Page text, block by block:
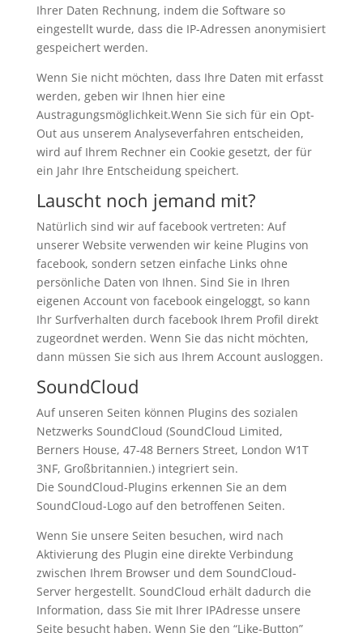
Ihrer Daten Rechnung, indem die Software so
eingestellt wurde, dass die IP-Adressen anonymisiert
gespeichert werden.
Wenn Sie nicht möchten, dass Ihre Daten mit erfasst
werden, geben wir Ihnen hier eine
Austragungsmöglichkeit.Wenn Sie sich für ein Opt-
Out aus unserem Analyseverfahren entscheiden,
wird auf Ihrem Rechner ein Cookie gesetzt, der für
ein Jahr Ihre Entscheidung speichert.
Lauscht noch jemand mit?
Natürlich sind wir auf facebook vertreten: Auf
unserer Website verwenden wir keine Plugins von
facebook, sondern setzen einfache Links ohne
persönliche Daten von Ihnen. Sind Sie in Ihren
eigenen Account von facebook eingeloggt, so kann
Ihr Surfverhalten durch facebook Ihrem Profil direkt
zugeordnet werden. Wenn Sie das nicht möchten,
dann müssen Sie sich aus Ihrem Account ausloggen.
SoundCloud
Auf unseren Seiten können Plugins des sozialen
Netzwerks SoundCloud (SoundCloud Limited,
Berners House, 47-48 Berners Street, London W1T
3NF, Großbritannien.) integriert sein.
Die SoundCloud-Plugins erkennen Sie an dem
SoundCloud-Logo auf den betroffenen Seiten.
Wenn Sie unsere Seiten besuchen, wird nach
Aktivierung des Plugin eine direkte Verbindung
zwischen Ihrem Browser und dem SoundCloud-
Server hergestellt. SoundCloud erhält dadurch die
Information, dass Sie mit Ihrer IPAdresse unsere
Seite besucht haben. Wenn Sie den “Like-Button”